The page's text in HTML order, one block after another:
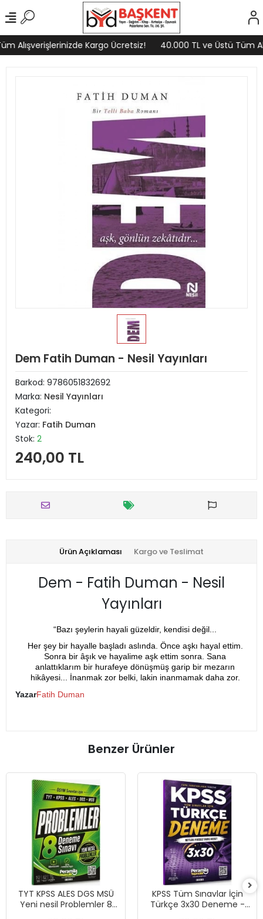
Alışverişlerinizde Kargo Ücretsiz! 40.000 TL ve Üstü Tüm
Dem Fatih Duman - Nesil Yayınları
Barkod: 9786051832692
Marka: Nesil Yayınları
Kategori:
Yazar: Fatih Duman
Stok: 2
240,00 TL
Ürün Açıklaması Kargo ve Teslimat
Dem - Fatih Duman - Nesil
Yayınları
“Bazı şeylerin hayali güzeldir, kendisi değil...
Her şey bir hayalle başladı aslında. Önce aşkı hayal ettim.
Sonra bir âşık ve hayalime aşk ettim sonra. Sana
anlattıklarım bir hurafeye dönüşmüş garip bir mezarın
hikâyesi... İnanmak zor belki, lakin inanmamak daha zor.
YazarFatih Duman
Benzer Ürünler
TYT KPSS ALES DGS MSÜ
Yeni nesil Problemler 8
KPSS Tüm Sınavlar İçin
Türkçe 3x30 Deneme -